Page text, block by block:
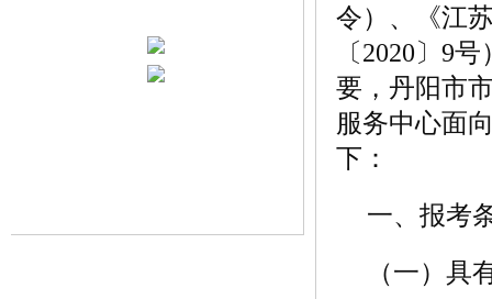
令）、《江
〔2020〕9
要，丹阳市
服务中心面
下：
一、报考
（一）具